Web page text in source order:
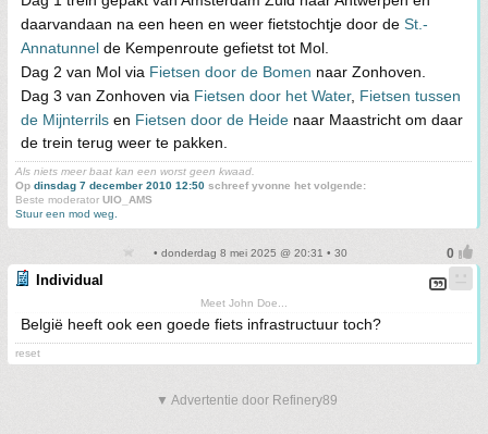
daarvandaan na een heen en weer fietstochtje door de St.-
Annatunnel de Kempenroute gefietst tot Mol.
Dag 2 van Mol via Fietsen door de Bomen naar Zonhoven.
Dag 3 van Zonhoven via Fietsen door het Water, Fietsen tussen
de Mijnterrils en Fietsen door de Heide naar Maastricht om daar
de trein terug weer te pakken.
Als niets meer baat kan een worst geen kwaad.
Op dinsdag 7 december 2010 12:50 schreef yvonne het volgende:
Beste moderator UIO_AMS
Stuur een mod weg.
• donderdag 8 mei 2025 @ 20:31 • 30
Individual
Meet John Doe...
België heeft ook een goede fiets infrastructuur toch?
reset
▼ Advertentie door Refinery89